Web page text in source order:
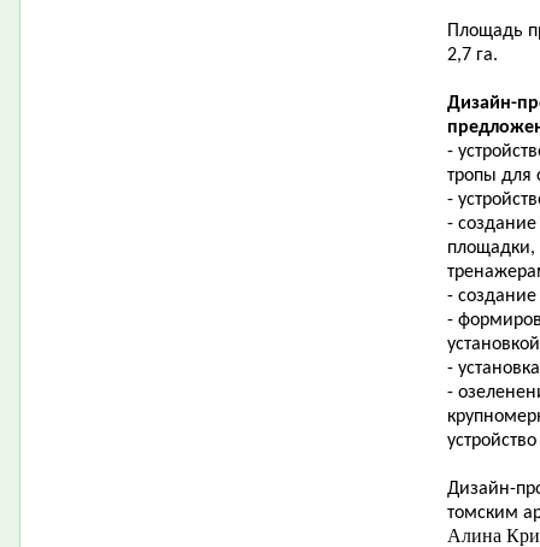
Площадь
2,7 га.
Дизайн-
-
тропы для
-
-
площадки,
-
-
-
-
Дизайн-
томским
Алина